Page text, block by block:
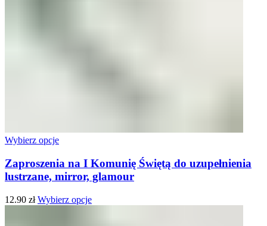
Wybierz opcje
Zaproszenia na I Komunię Świętą do uzupełnienia
lustrzane, mirror, glamour
12.90 zł Wybierz opcje